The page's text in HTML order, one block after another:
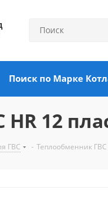
Поиск по Марке
12
ГВС - Теплообменник ГВС